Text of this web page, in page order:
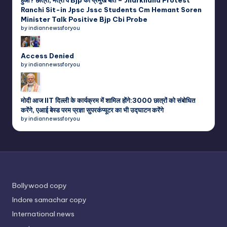
Ranchi Sit-in Jpsc Jssc Students Cm Hemant Soren
Minister Talk Positive Bjp Cbi Probe
by indiannewssforyou
Access Denied
by indiannewssforyou
मोदी आज IIT दिल्ली के कार्यक्रम में शामिल होंगे:3000 छात्रों को संबोधित
करेंगे, एआई बेस्ड परम प्रज्ञा सुपरकंप्यूटर का भी उद्घाटन करेंगे
by indiannewssforyou
Bollywood copy
Indore samachar copy
International news